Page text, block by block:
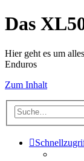
Das
Hier geht es um
Enduros
Zum Inhalt